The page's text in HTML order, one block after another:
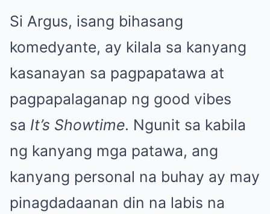
Si Argus, isang bihasang
komedyante, ay kilala sa kanyang
kasanayan sa pagpapatawa at
pagpapalaganap ng good vibes
sa It’s Showtime. Ngunit sa kabila
ng kanyang mga patawa, ang
kanyang personal na buhay ay may
pinagdadaanan din na labis na